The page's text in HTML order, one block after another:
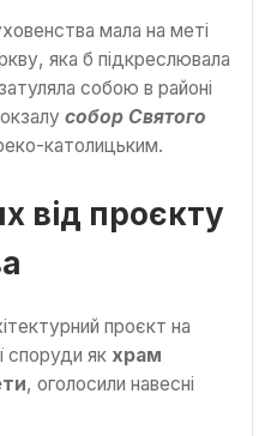
мала на меті
яка б підкреслювала
собою в районі
собор Святого
католицьким.
від проєкту
проєкт на
споруди як храм
, оголосили навесні